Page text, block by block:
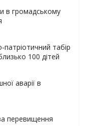
в громадському
табір
100 дітей
аварії в
перевищення